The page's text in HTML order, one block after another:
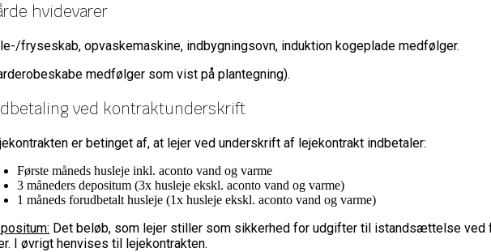
hvidevarer
fryseskab, opvaskemaskine, indbygningsovn, induktion kogeplade medfølger.
medfølger som vist på plantegning).
ved kontraktunderskrift
er betinget af, at lejer ved underskrift af lejekontrakt indbetaler:
Første måneds husleje inkl. aconto vand og varme
3 måneders depositum (3x husleje ekskl. aconto vand og varme)
1 måneds forudbetalt husleje (1x husleje ekskl. aconto vand og varme)
Det beløb, som lejer stiller som sikkerhed for udgifter til istandsættelse
I øvrigt henvises til lejekontrakten.